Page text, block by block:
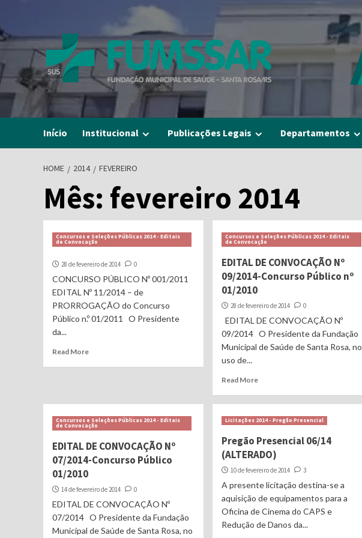
content
Início Institucional Publicações Legais Departamentos
HOME 2014 FEVEREIRO
Mês: fevereiro 2014
Concursos e Seleções Públicas 2014 - Editais
de Convocação
28 de fevereiro de 2014 0
CONCURSO PÚBLICO Nº 001/2011
EDITAL Nº 11/2014 – de
PRORROGAÇÃO do Concurso
Público n.º 01/2011 O Presidente
da...
Read More
Concursos e Seleções Públicas 2014 - Editais
de Convocação
EDITAL DE CONVOCAÇÃO Nº
09/2014-Concurso Público nº
01/2010
28 de fevereiro de 2014 0
EDITAL DE CONVOCAÇÃO Nº
09/2014 O Presidente da Fundação
Municipal de Saúde de Santa Rosa, no
uso de...
Read More
Concursos e Seleções Públicas 2014 - Editais
de Convocação
EDITAL DE CONVOCAÇÃO Nº
07/2014-Concurso Público
01/2010
14 de fevereiro de 2014 0
EDITAL DE CONVOCAÇÃO Nº
07/2014 O Presidente da Fundação
Municipal de Saúde de Santa Rosa, no
Licitações 2014 - Pregão Presencial
Pregão Presencial 06/14
(ALTERADO)
10 de fevereiro de 2014 3
A presente licitação destina-se a
aquisição de equipamentos para a
Oficina de Cinema do CAPS e
Redução de Danos da...